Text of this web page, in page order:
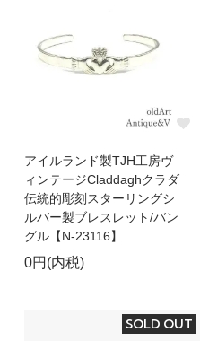
アイルランド製TJH工房ヴ
ィンテージCladdaghクラダ
伝統的彫刻スターリングシ
ルバー製ブレスレット/バン
グル【N-23116】
0円(内税)
SOLD OUT